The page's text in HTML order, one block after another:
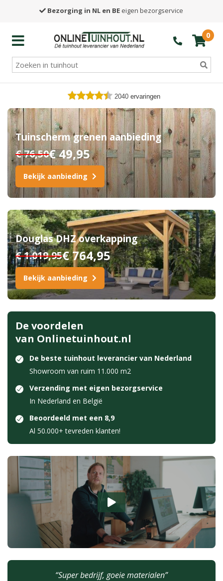
Bezorging in NL en BE eigen bezorgservice
0
2040 ervaringen
De voordelen
van Onlinetuinhout.nl
De beste tuinhout leverancier van Nederland
Showroom van ruim 11.000 m2
Verzending met eigen bezorgservice
In Nederland en België
Beoordeeld met een 8,9
Al 50.000+ tevreden klanten!
Tuinscherm grenen aanbieding
€ 76,50€ 49,95
Bekijk aanbieding
Douglas DHZ overkapping
€ 1.019,95€ 764,95
Bekijk aanbieding
“Super bedrijf, goeie materialen”